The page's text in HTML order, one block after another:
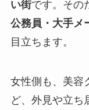
い街です。その
公務員・大手メ
目立ちます。
女性側も、美容
ど、外見や立ち